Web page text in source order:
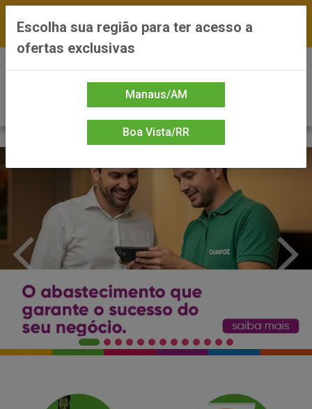
*Preços exclusivos do site — Entrega em até 24h
Escolha sua região para ter acesso a
ofertas exclusivas
Manaus/AM
Boa Vista/RR